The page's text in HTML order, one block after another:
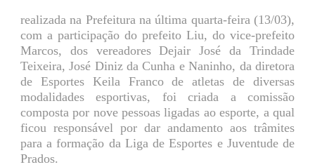
realizada na Prefeitura na última quarta-feira (13/03),
com a participação do prefeito Liu, do vice-prefeito
Marcos, dos vereadores Dejair José da Trindade
Teixeira, José Diniz da Cunha e Naninho, da diretora
de Esportes Keila Franco de atletas de diversas
modalidades esportivas, foi criada a comissão
composta por nove pessoas ligadas ao esporte, a qual
ficou responsável por dar andamento aos trâmites
para a formação da Liga de Esportes e Juventude de
Prados.